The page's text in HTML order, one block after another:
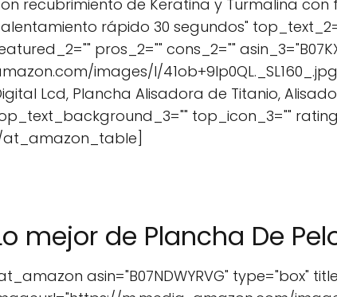
recubrimiento de Keratina y Turmalina
rápido 30 segundos"
pros_2="" cons_2=""
images/I/
Lcd, Plancha Alisadora de Titanio,
top_icon_3=""
at_amazon_table]
mejor de Plancha De
asin="B07NDWYRVG" type="box"